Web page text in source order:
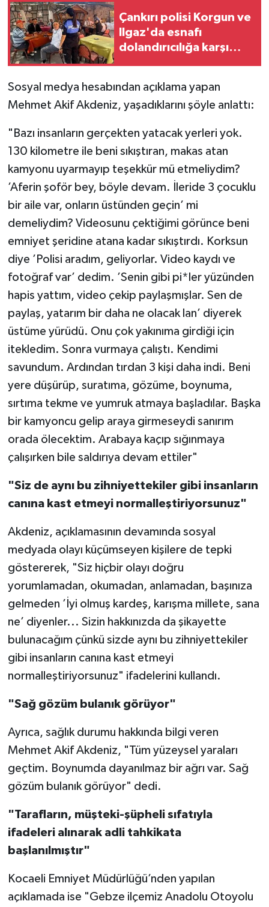
Çankırı polisi Korgun ve
Ilgaz'da esnafı
dolandırıcılığa karşı
Sosyal medya hesabından açıklama yapan
Mehmet Akif Akdeniz, yaşadıklarını şöyle anlattı:
"Bazı insanların gerçekten yatacak yerleri yok.
130 kilometre ile beni sıkıştıran, makas atan
kamyonu uyarmayıp teşekkür mü etmeliydim?
’Aferin şoför bey, böyle devam. İleride 3 çocuklu
bir aile var, onların üstünden geçin’ mi
demeliydim? Videosunu çektiğimi görünce beni
emniyet şeridine atana kadar sıkıştırdı. Korksun
diye ’Polisi aradım, geliyorlar. Video kaydı ve
fotoğraf var’ dedim. ’Senin gibi pi*ler yüzünden
hapis yattım, video çekip paylaşmışlar. Sen de
paylaş, yatarım bir daha ne olacak lan’ diyerek
üstüme yürüdü. Onu çok yakınıma girdiği için
itekledim. Sonra vurmaya çalıştı. Kendimi
savundum. Ardından tırdan 3 kişi daha indi. Beni
yere düşürüp, suratıma, gözüme, boynuma,
sırtıma tekme ve yumruk atmaya başladılar. Başka
bir kamyoncu gelip araya girmeseydi sanırım
orada ölecektim. Arabaya kaçıp sığınmaya
çalışırken bile saldırıya devam ettiler"
"Siz de aynı bu zihniyettekiler gibi insanların
canına kast etmeyi normalleştiriyorsunuz"
Akdeniz, açıklamasının devamında sosyal
medyada olayı küçümseyen kişilere de tepki
göstererek, "Siz hiçbir olayı doğru
yorumlamadan, okumadan, anlamadan, başınıza
gelmeden ’İyi olmuş kardeş, karışma millete, sana
ne’ diyenler... Sizin hakkınızda da şikayette
bulunacağım çünkü sizde aynı bu zihniyettekiler
gibi insanların canına kast etmeyi
normalleştiriyorsunuz" ifadelerini kullandı.
"Sağ gözüm bulanık görüyor"
Ayrıca, sağlık durumu hakkında bilgi veren
Mehmet Akif Akdeniz, "Tüm yüzeysel yaraları
geçtim. Boynumda dayanılmaz bir ağrı var. Sağ
gözüm bulanık görüyor" dedi.
"Tarafların, müşteki-şüpheli sıfatıyla
ifadeleri alınarak adli tahkikata
başlanılmıştır"
Kocaeli Emniyet Müdürlüğü’nden yapılan
açıklamada ise "Gebze ilçemiz Anadolu Otoyolu